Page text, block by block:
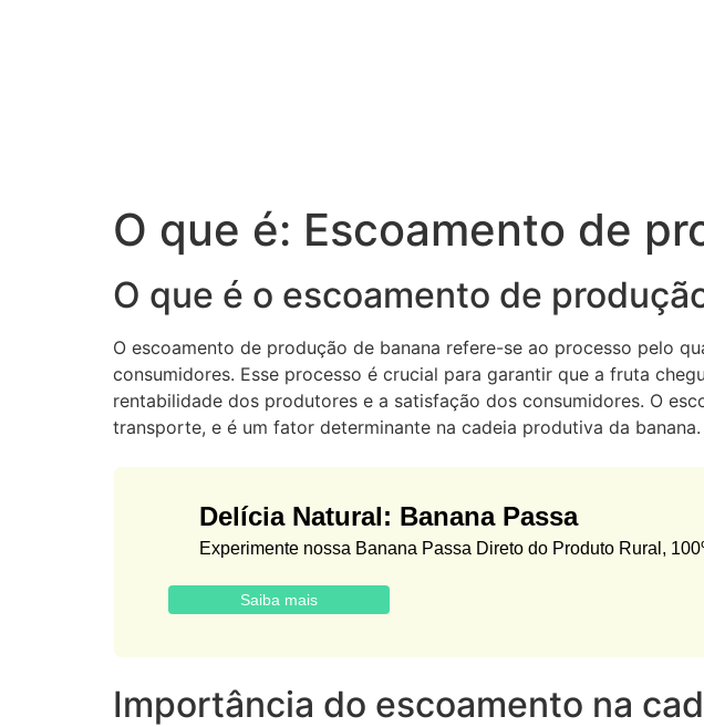
O que é: Escoamento de
O que é o escoamento de
O escoamento de produção de banana refere-se ao processo pelo
consumidores. Esse processo é crucial para garantir que a fruta
rentabilidade dos produtores e a satisfação dos consumidores. O
transporte, e é um fator determinante na cadeia produtiva da banana.
Delícia Natural: Banana Passa
Experimente nossa Banana Passa Direto do Produto Rural,
Saiba mais
Importância do escoamento na